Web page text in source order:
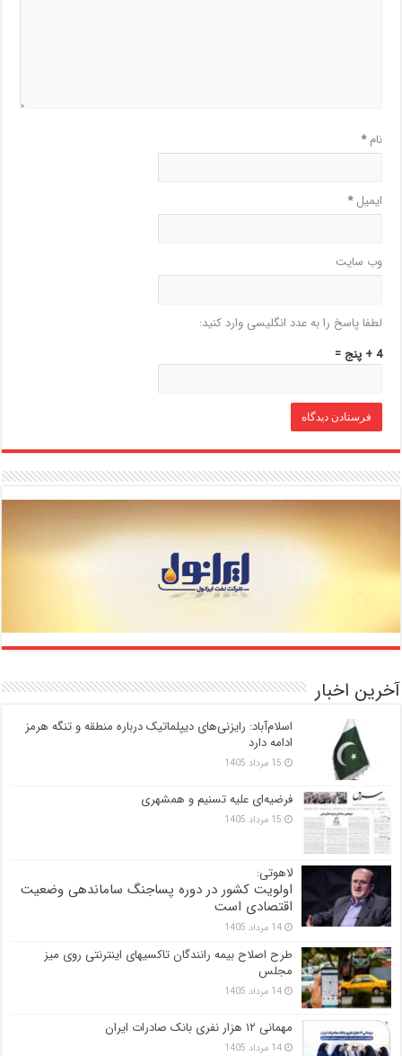
نام*
ایمیل*
وب‌ سایت
لطفا پاسخ را به عدد انگلیسی وارد کنید:
4 + پنج =
آخرین اخبار
اسلام‌آباد: رایزنی‌های دیپلماتیک درباره منطقه و تنگه هرمز
ادامه دارد
15 مرداد 1405
فرضیه‌ای علیه تسنیم و همشهری
15 مرداد 1405
لاهوتی:
اولویت کشور در دوره پساجنگ ساماندهی وضعیت
اقتصادی است
14 مرداد 1405
طرح اصلاح بیمه رانندگان تاکسیهای اینترنتی روی میز
مجلس
14 مرداد 1405
مهمانی ۱۲ هزار نفری بانک صادرات ایران
14 مرداد 1405